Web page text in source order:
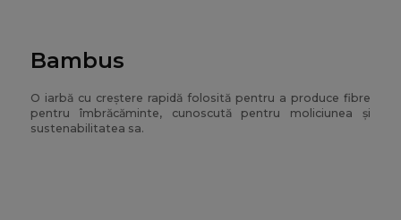
Bambus
O iarbă cu creștere rapidă folosită pentru a produce fibre
pentru îmbrăcăminte, cunoscută pentru moliciunea și
sustenabilitatea sa.